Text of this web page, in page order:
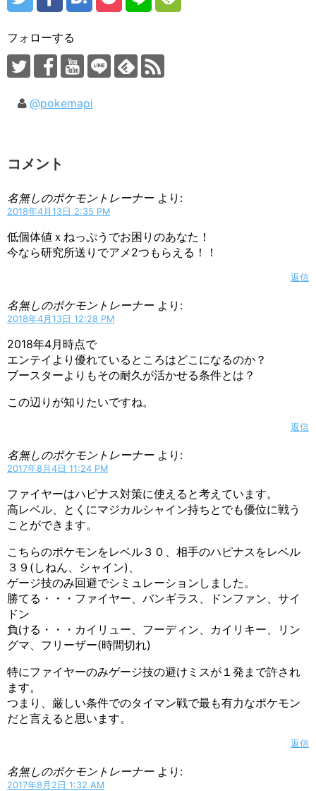
フォローする
@pokemapi
コメント
名無しのポケモントレーナー より:
2018年4月13日 2:35 PM
低個体値ｘねっぷうでお困りのあなた！
今なら研究所送りでアメ2つもらえる！！
返信
名無しのポケモントレーナー より:
2018年4月13日 12:28 PM
2018年4月時点で
エンテイより優れているところはどこになるのか？
ブースターよりもその耐久が活かせる条件とは？
この辺りが知りたいですね。
返信
名無しのポケモントレーナー より:
2017年8月4日 11:24 PM
ファイヤーはハピナス対策に使えると考えています。
高レベル、とくにマジカルシャイン持ちとでも優位に戦う
ことができます。
こちらのポケモンをレベル３０、相手のハピナスをレベル
３９(しねん、シャイン)、
ゲージ技のみ回避でシミュレーションしました。
勝てる・・・ファイヤー、バンギラス、ドンファン、サイ
ドン
負ける・・・カイリュー、フーディン、カイリキー、リン
グマ、フリーザー(時間切れ)
特にファイヤーのみゲージ技の避けミスが１発まで許され
ます。
つまり、厳しい条件でのタイマン戦で最も有力なポケモン
だと言えると思います。
返信
名無しのポケモントレーナー より:
2017年8月2日 1:32 AM